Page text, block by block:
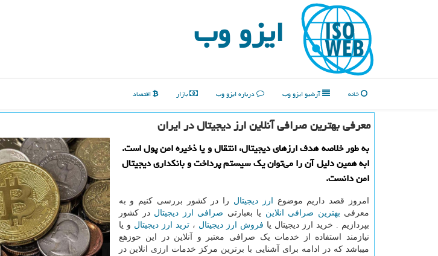
ایزو وب
خانه آرشیو ایزو وب درباره ایزو وب بازار اقتصاد
معرفی بهترین صرافی آنلاین ارز دیجیتال در ایران
به طور خلاصه هدف ارزهای دیجیتال، انتقال و یا ذخیره امن پول است.
ابه همین دلیل آن را می‌توان یك سیستم پرداخت و بانكداری دیجیتال
امن دانست.
امروز قصد داریم موضوع ارز دیجیتال را در کشور بررسی کنیم و به
معرفی بهترین صرافی انلاین یا بعبارتی صرافی ارز دیجیتال در کشور
بپردازیم . خرید ارز دیجیتال یا فروش ارز دیجیتال ،ترید ارز دیجیتال و یا
نیازمند استفاده از خدمات یک صرافی معتبر و آنلاین در این حوزهع
میباشد که در ادامه برای آشنایی با برترین مرکز خدمات ارزی انلاین در